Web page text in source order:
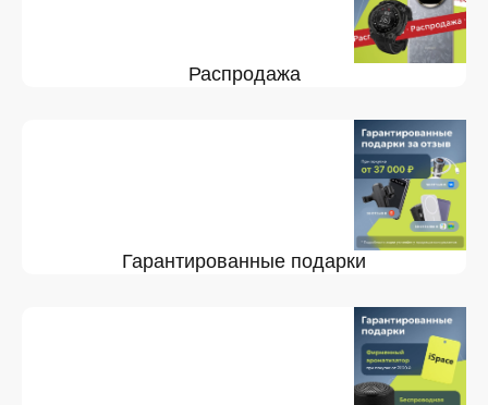
Распродажа
Гарантированные подарки